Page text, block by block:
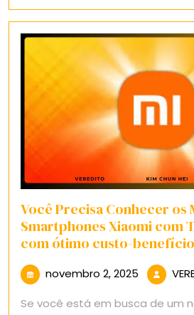
Você Precisa Conhecer os
Smartphones Xiaomi com
com ótimo custo-benefício
novembro 2, 2025 novembro
2025
Se você está em busca de um